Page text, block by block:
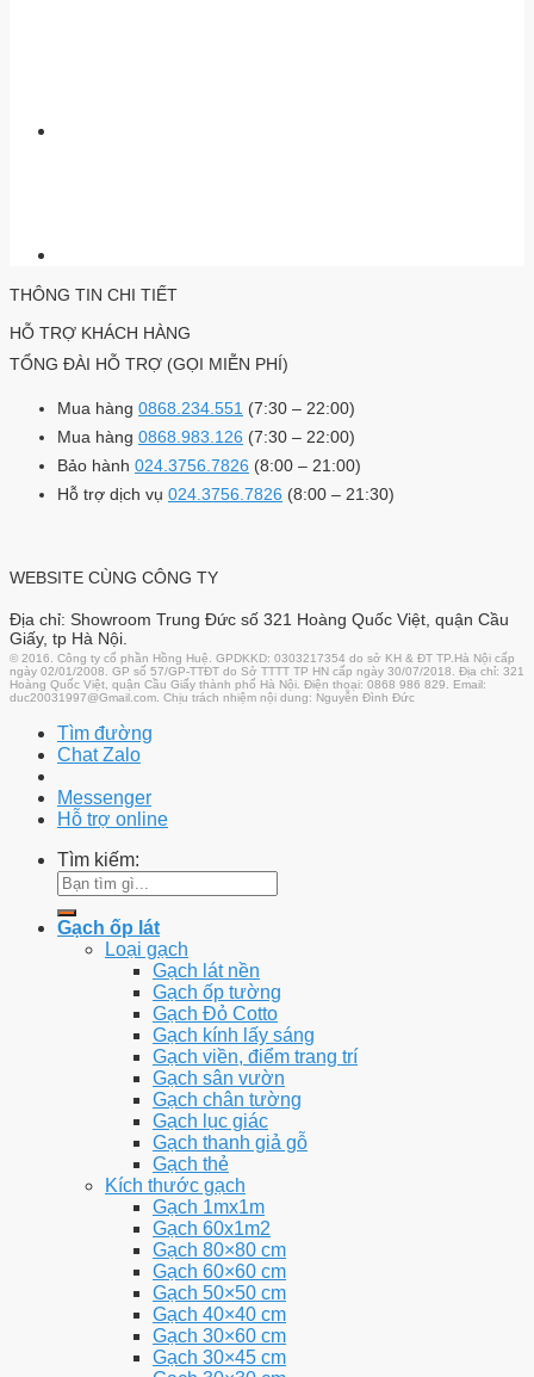
THÔNG TIN CHI TIẾT
HỖ TRỢ KHÁCH HÀNG
TỔNG ĐÀI HỖ TRỢ (GỌI MIỄN PHÍ)
Mua hàng 0868.234.551 (7:30 – 22:00)
Mua hàng 0868.983.126 (7:30 – 22:00)
Bảo hành 024.3756.7826 (8:00 – 21:00)
Hỗ trợ dịch vụ 024.3756.7826 (8:00 – 21:30)
WEBSITE CÙNG CÔNG TY
Địa chỉ: Showroom Trung Đức số 321 Hoàng Quốc Việt, quận Cầu
Giấy, tp Hà Nội.
© 2016. Công ty cổ phần Hồng Huệ. GPDKKD: 0303217354 do sở KH & ĐT TP.Hà Nội cấp
ngày 02/01/2008. GP số 57/GP-TTĐT do Sở TTTT TP HN cấp ngày 30/07/2018. Địa chỉ: 321
Hoàng Quốc Việt, quận Cầu Giấy thành phố Hà Nội. Điện thoại: 0868 986 829. Email:
duc20031997@Gmail.com. Chịu trách nhiệm nội dung: Nguyễn Đình Đức
Tìm đường
Chat Zalo
Messenger
Hỗ trợ online
Tìm kiếm:
Gạch ốp lát
Loại gạch
Gạch lát nền
Gạch ốp tường
Gạch Đỏ Cotto
Gạch kính lấy sáng
Gạch viền, điểm trang trí
Gạch sân vườn
Gạch chân tường
Gạch lục giác
Gạch thanh giả gỗ
Gạch thẻ
Kích thước gạch
Gạch 1mx1m
Gạch 60x1m2
Gạch 80×80 cm
Gạch 60×60 cm
Gạch 50×50 cm
Gạch 40×40 cm
Gạch 30×60 cm
Gạch 30×45 cm